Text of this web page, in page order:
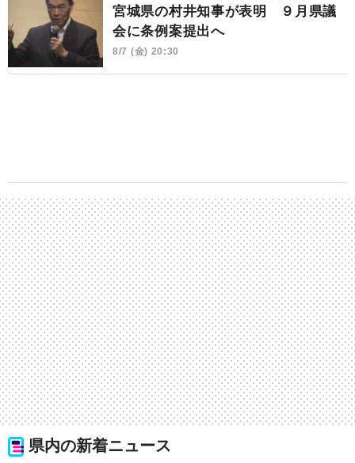
宮城県の村井知事が表明 ９月県議
会に条例案提出へ
8/7 (金) 20:30
県内の新着ニュース